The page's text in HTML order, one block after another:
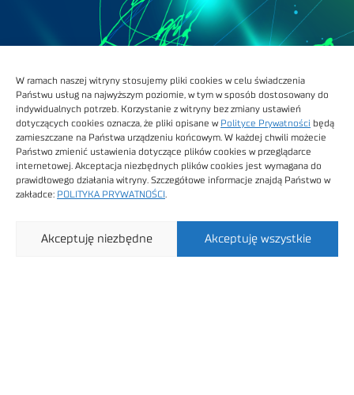
W ramach naszej witryny stosujemy pliki cookies w celu świadczenia
Państwu usług na najwyższym poziomie, w tym w sposób dostosowany do
indywidualnych potrzeb. Korzystanie z witryny bez zmiany ustawień
dotyczących cookies oznacza, że pliki opisane w Polityce Prywatności będą
zamieszczane na Państwa urządzeniu końcowym. W każdej chwili możecie
Państwo zmienić ustawienia dotyczące plików cookies w przeglądarce
internetowej. Akceptacja niezbędnych plików cookies jest wymagana do
prawidłowego działania witryny. Szczegółowe informacje znajdą Państwo w
zakładce: POLITYKA PRYWATNOŚCI
Akceptuję wszystkie
Akceptuję niezbędne
Współpracują z nami